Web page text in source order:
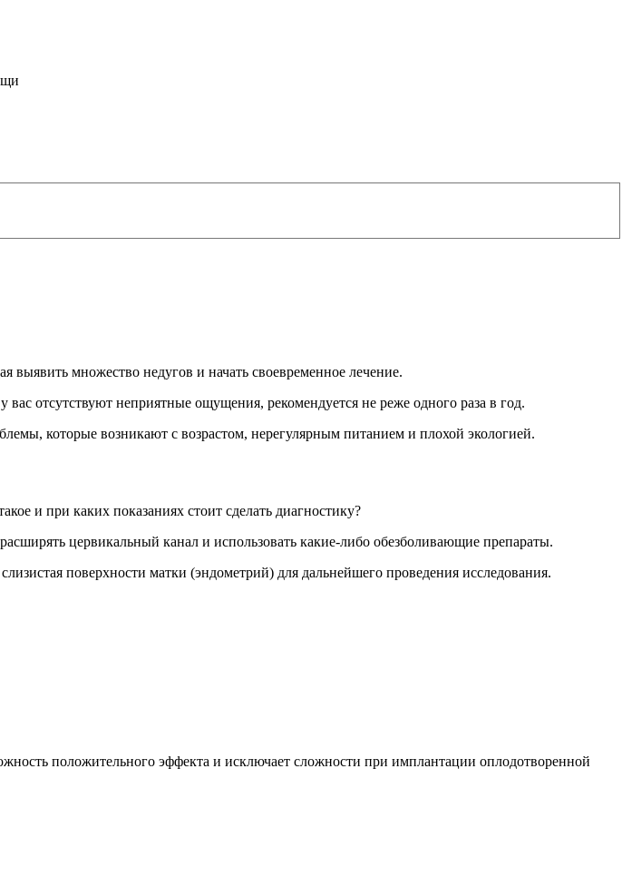
множество недугов и начать своевременное лечение.
отсутствуют неприятные ощущения, рекомендуется не реже одного раза в год.
которые возникают с возрастом, нерегулярным питанием и плохой экологией.
и при каких показаниях стоит сделать диагностику?
цервикальный канал и использовать какие-либо обезболивающие препараты.
поверхности матки (эндометрий) для дальнейшего проведения исследования.
положительного эффекта и исключает сложности при имплантации оплодотворенной